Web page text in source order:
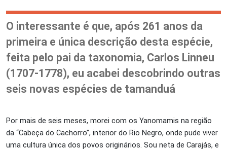
O interessante é que, após 261 anos da
primeira e única descrição desta espécie,
feita pelo pai da taxonomia, Carlos Linneu
(1707-1778), eu acabei descobrindo outras
seis novas espécies de tamanduá
Por mais de seis meses, morei com os Yanomamis na região
da “Cabeça do Cachorro”, interior do Rio Negro, onde pude viver
uma cultura única dos povos originários. Sou neta de Carajás, e